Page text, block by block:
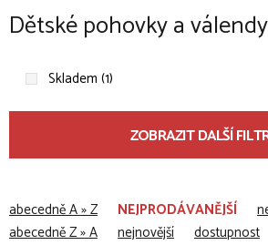
Dětské pohovky a válendy
Skladem (1)
ZOBRAZIT DALŠÍ
abecedně A » Z NEJPRODÁVANĚJŠÍ
abecedně Z » A
nejnovější dostupnost